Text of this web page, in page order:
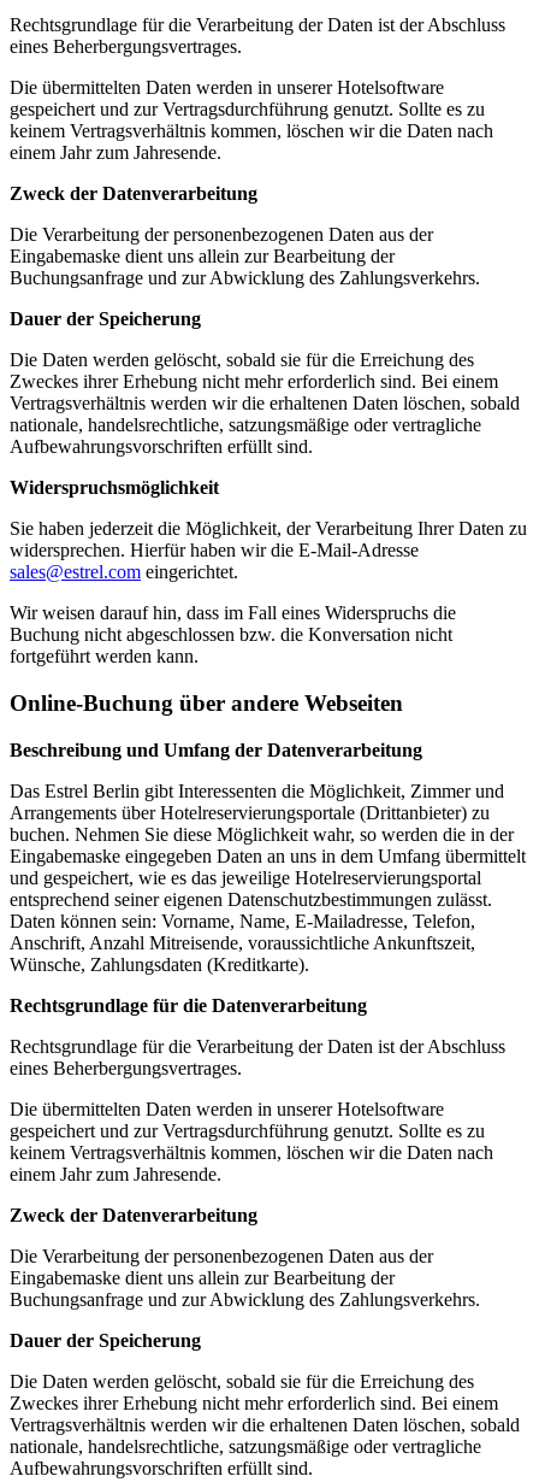
Rechtsgrundlage für die Verarbeitung der Daten ist der Abschluss
eines Beherbergungsvertrages.
Die übermittelten Daten werden in unserer Hotelsoftware
gespeichert und zur Vertragsdurchführung genutzt. Sollte es zu
keinem Vertragsverhältnis kommen, löschen wir die Daten nach
einem Jahr zum Jahresende.
Zweck der Datenverarbeitung
Die Verarbeitung der personenbezogenen Daten aus der
Eingabemaske dient uns allein zur Bearbeitung der
Buchungsanfrage und zur Abwicklung des Zahlungsverkehrs.
Dauer der Speicherung
Die Daten werden gelöscht, sobald sie für die Erreichung des
Zweckes ihrer Erhebung nicht mehr erforderlich sind. Bei einem
Vertragsverhältnis werden wir die erhaltenen Daten löschen, sobald
nationale, handelsrechtliche, satzungsmäßige oder vertragliche
Aufbewahrungsvorschriften erfüllt sind.
Widerspruchsmöglichkeit
Sie haben jederzeit die Möglichkeit, der Verarbeitung Ihrer Daten zu
widersprechen. Hierfür haben wir die E-Mail-Adresse
sales@estrel.com eingerichtet.
Wir weisen darauf hin, dass im Fall eines Widerspruchs die
Buchung nicht abgeschlossen bzw. die Konversation nicht
fortgeführt werden kann.
Online-Buchung über andere Webseiten
Beschreibung und Umfang der Datenverarbeitung
Das Estrel Berlin gibt Interessenten die Möglichkeit, Zimmer und
Arrangements über Hotelreservierungsportale (Drittanbieter) zu
buchen. Nehmen Sie diese Möglichkeit wahr, so werden die in der
Eingabemaske eingegeben Daten an uns in dem Umfang übermittelt
und gespeichert, wie es das jeweilige Hotelreservierungsportal
entsprechend seiner eigenen Datenschutzbestimmungen zulässt.
Daten können sein: Vorname, Name, E-Mailadresse, Telefon,
Anschrift, Anzahl Mitreisende, voraussichtliche Ankunftszeit,
Wünsche, Zahlungsdaten (Kreditkarte).
Rechtsgrundlage für die Datenverarbeitung
Rechtsgrundlage für die Verarbeitung der Daten ist der Abschluss
eines Beherbergungsvertrages.
Die übermittelten Daten werden in unserer Hotelsoftware
gespeichert und zur Vertragsdurchführung genutzt. Sollte es zu
keinem Vertragsverhältnis kommen, löschen wir die Daten nach
einem Jahr zum Jahresende.
Zweck der Datenverarbeitung
Die Verarbeitung der personenbezogenen Daten aus der
Eingabemaske dient uns allein zur Bearbeitung der
Buchungsanfrage und zur Abwicklung des Zahlungsverkehrs.
Dauer der Speicherung
Die Daten werden gelöscht, sobald sie für die Erreichung des
Zweckes ihrer Erhebung nicht mehr erforderlich sind. Bei einem
Vertragsverhältnis werden wir die erhaltenen Daten löschen, sobald
nationale, handelsrechtliche, satzungsmäßige oder vertragliche
Aufbewahrungsvorschriften erfüllt sind.